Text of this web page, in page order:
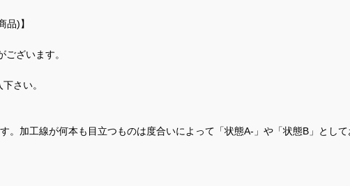
品)】
ざいます。
さい。
加工線が何本も目立つものは度合いによって「状態A-」や「状態B」として